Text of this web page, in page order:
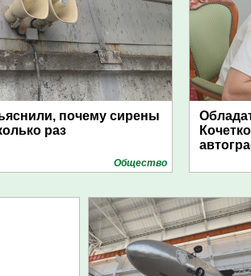
почему сирены
раз
Общество